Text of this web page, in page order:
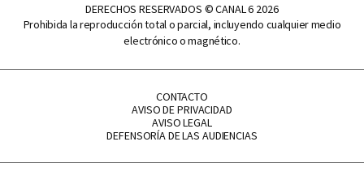
DERECHOS RESERVADOS © CANAL 6 2026
Prohibida la reproducción total o parcial, incluyendo cualquier medio
electrónico o magnético.
CONTACTO
AVISO DE PRIVACIDAD
AVISO LEGAL
DEFENSORÍA DE LAS AUDIENCIAS